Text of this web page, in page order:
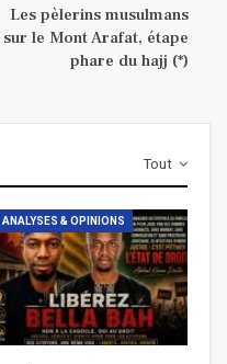
Les pèlerins musulmans
sur le Mont Arafat, étape
phare du hajj (*)
Tout
ANALYSES & OPINIONS